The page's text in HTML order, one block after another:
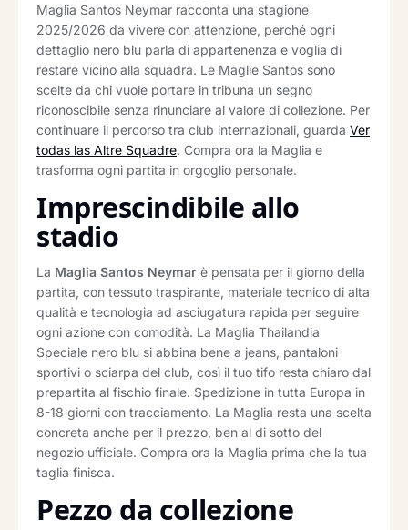
Maglia Santos Neymar racconta una stagione
2025/2026 da vivere con attenzione, perché ogni
dettaglio nero blu parla di appartenenza e voglia di
restare vicino alla squadra. Le Maglie Santos sono
scelte da chi vuole portare in tribuna un segno
riconoscibile senza rinunciare al valore di collezione. Per
continuare il percorso tra club internazionali, guarda Ver
todas las Altre Squadre. Compra ora la Maglia e
trasforma ogni partita in orgoglio personale.
Imprescindibile allo
stadio
La Maglia Santos Neymar è pensata per il giorno della
partita, con tessuto traspirante, materiale tecnico di alta
qualità e tecnologia ad asciugatura rapida per seguire
ogni azione con comodità. La Maglia Thailandia
Speciale nero blu si abbina bene a jeans, pantaloni
sportivi o sciarpa del club, così il tuo tifo resta chiaro dal
prepartita al fischio finale. Spedizione in tutta Europa in
8-18 giorni con tracciamento. La Maglia resta una scelta
concreta anche per il prezzo, ben al di sotto del
negozio ufficiale. Compra ora la Maglia prima che la tua
taglia finisca.
Pezzo da collezione